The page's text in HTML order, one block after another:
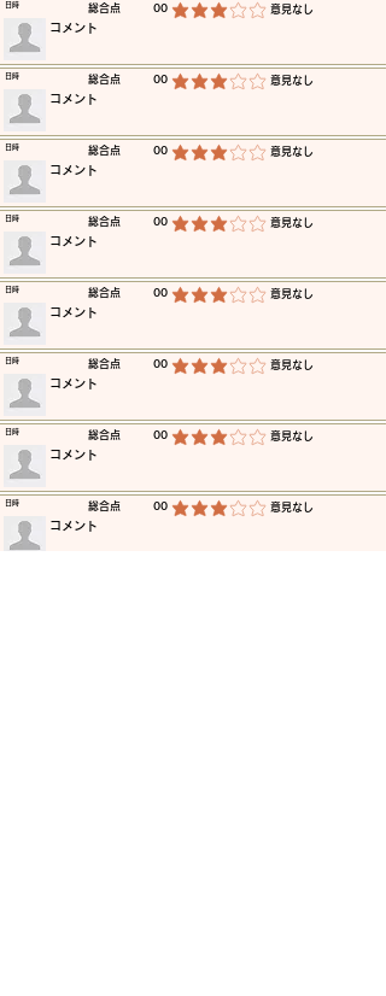
​総合点 00 平均評価 3 /5 ​意見なし
​日時
​コメント
​総合点 00 平均評価 3 /5 ​意見なし
​日時
​コメント
​総合点 00 平均評価 3 /5 ​意見なし
​日時
​コメント
​総合点 00 平均評価 3 /5 ​意見なし
​日時
​コメント
​総合点 00 平均評価 3 /5 ​意見なし
​日時
​コメント
​総合点 00 平均評価 3 /5 ​意見なし
​日時
​コメント
​総合点 00 平均評価 3 /5 ​意見なし
​日時
​コメント
​総合点 00 平均評価 3 /5 ​意見なし
​日時
​コメント